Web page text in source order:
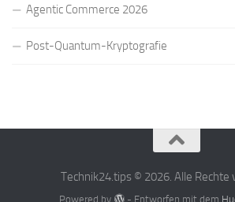
Agentic Commerce 2026
Post-Quantum-Kryptografie
Technik24.tips © 2026. Alle Rechte
Powered by - Entworfen mit dem